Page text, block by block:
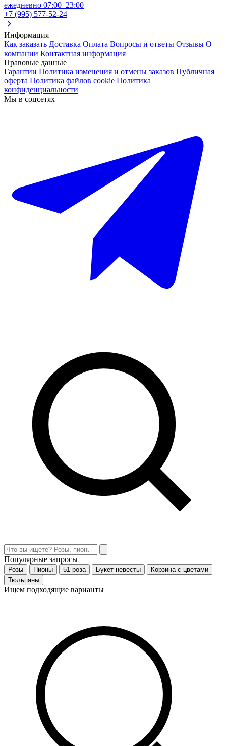
ежедневно 07:00–23:00
+7 (995) 577-52-24
Информация
Как заказать Доставка Оплата Вопросы и ответы Отзывы О
компании Контактная информация
Правовые данные
Гарантии Политика изменения и отмены заказов Публичная
оферта Политика файлов cookie Политика
конфиденциальности
Мы в соцсетях
Популярные запросы
Розы Пионы 51 роза Букет невесты
Корзина с цветами
Тюльпаны
Ищем подходящие варианты